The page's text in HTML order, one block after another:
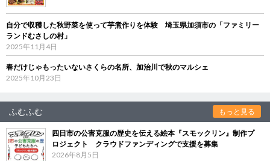
自分で収穫した秋野菜を使って芋煮作りを体験 埼玉県加須市の「ファミリー
ランドむさしの村」
2025年11月4日
春だけじゃもったいないさくらの名所、加治川で秋のマルシェ
2025年10月23日
ふむふむ もっと見る
四日市の公害克服の歴史を伝える絵本『スモックリン』制作プ
ロジェクト クラウドファンディングで支援を募集
2026年8月5日